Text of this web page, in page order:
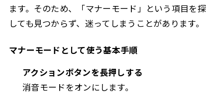
ます。そのため、「マナーモード」という項目を探
しても見つからず、迷ってしまうことがあります。
マナーモードとして使う基本手順
アクションボタンを長押しする
消音モードをオンにします。